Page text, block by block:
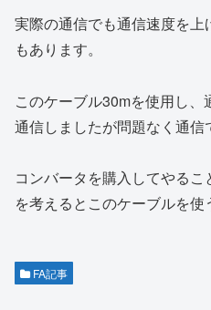
実際の通信でも通信速度を
もあります。
このケーブル30mを使用し
通信しましたが問題なく通信
コンバータを購入してやる
を考えるとこのケーブルを使
FA記事